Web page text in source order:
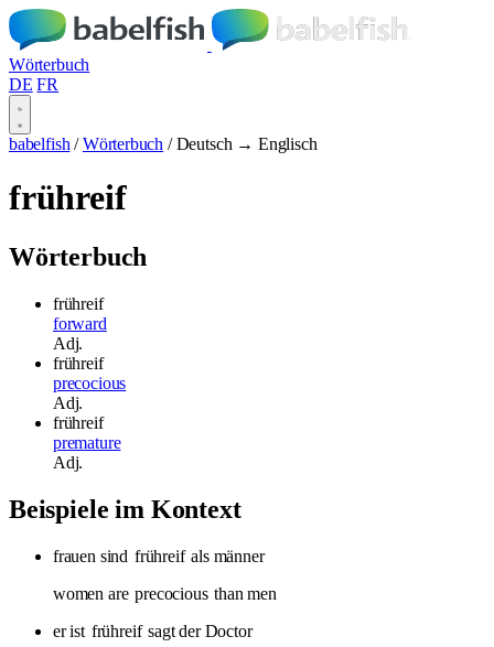
Wörterbuch
DE FR
babelfish / Wörterbuch / Deutsch → Englisch
frühreif
Wörterbuch
frühreif
forward
Adj.
frühreif
precocious
Adj.
frühreif
premature
Adj.
Beispiele im Kontext
frauen sind frühreif als männer
women are precocious than men
er ist frühreif sagt der Doctor